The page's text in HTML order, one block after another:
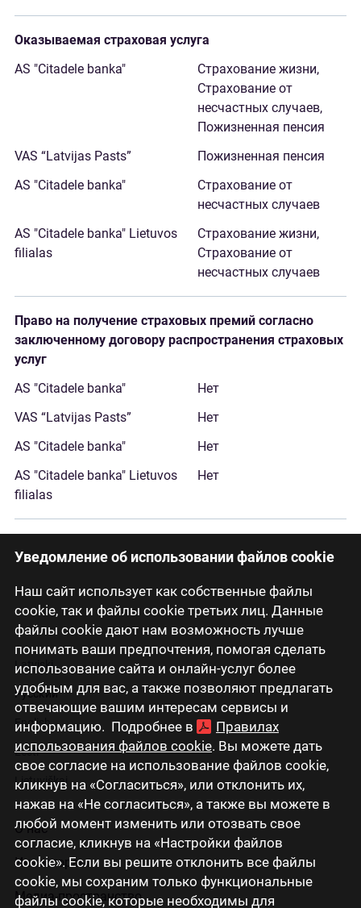
Уведомление об использовании файлов cookie
Наш сайт использует как собственные файлы
cookie, так и файлы cookie третьих лиц. Данные
файлы cookie дают нам возможность лучше
понимать ваши предпочтения, помогая сделать
использование сайта и онлайн-услуг более
удобным для вас, а также позволяют предлагать
отвечающие вашим интересам сервисы и
информацию. Подробнее в
Правилах
использования файлов cookie. Вы можете дать
свое согласие на использование файлов cookie,
кликнув на «Согласиться», или отклонить их,
нажав на «Не согласиться», а также вы можете в
любой момент изменить или отозвать свое
согласие, кликнув на «Настройки файлов
cookie». Если вы решите отклонить все файлы
cookie, мы сохраним только функциональные
файлы cookie, которые необходимы для
Оказываемая страховая услуга
Страхование жизни,
Страхование от
несчастных случаев,
Пожизненная пенсия
Пожизненная пенсия
Страхование от
несчастных случаев
Страхование жизни,
Страхование от
несчастных случаев
Право на получение страховых премий согласно
заключенному договору распространения страховых
услуг
Нет
Нет
Нет
Нет
Latviski
Русский
English
Eesti
Lietuviškai
О нас
Инвесторам
Медиа-пространство